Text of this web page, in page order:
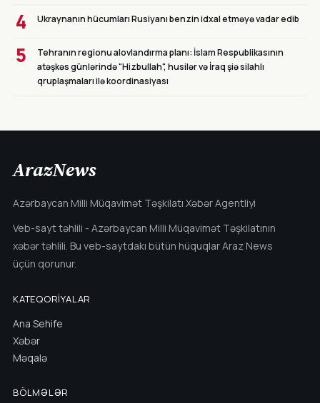
4 Ukraynanın hücumları Rusiyanı benzin idxal etməyə vadar edib
5
Tehranın regionu alovlandırma planı: İslam Respublikasının
atəşkəs günlərində "Hizbullah", husilər və İraq şiə silahlı
qruplaşmaları ilə koordinasiyası
ArazNews
Azərbaycan Milli Müqavimət Təşkilatı Xəbər Agentliyi
Veb-sayt təhlili - Azərbaycan Milli Müqavimət Təşkilatının
xəbər təhlili. Bu veb-saytdakı bütün hüquqlar Araz News
üçün qorunur.
KATEQORIYALAR
Ana Sehife
Xəbər
Məqalə
BÖLMƏLƏR